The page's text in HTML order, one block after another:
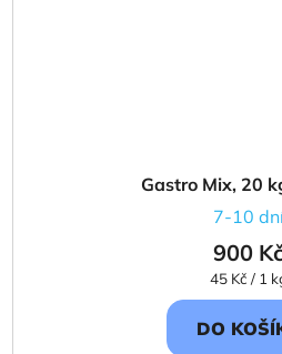
Gastro Mix, 20
7-10
900
Měrná
cena:
45 Kč / 1
DO